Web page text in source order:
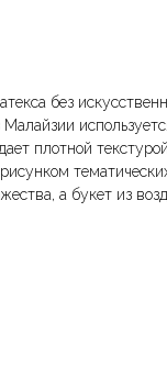
без
плотной
а букет из